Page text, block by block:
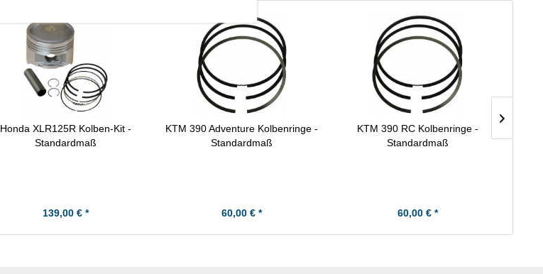
Honda XLR125R Kolben-Kit -
Standardmaß
139,00 € *
KTM 390 Adventure Kolbenringe -
Standardmaß
60,00 € *
KTM 390 RC Kolbenringe -
Standardmaß
60,00 € *